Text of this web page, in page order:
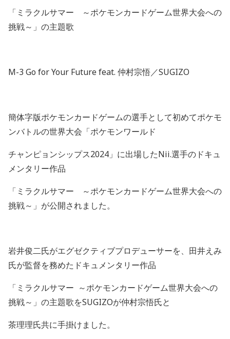
「ミラクルサマー ～ポケモンカードゲーム世界大会への
挑戦～」の主題歌
M-3 Go for Your Future feat. 仲村宗悟／SUGIZO
簡体字版ポケモンカードゲームの選手として初めてポケモ
ンバトルの世界大会「ポケモンワールド
チャンピョンシップス2024 」に出場したNii.選手のドキュ
メンタリー作品
「ミラクルサマー ～ポケモンカードゲーム世界大会への
挑戦～」が公開されました。
岩井俊二氏がエグゼクティブプロデューサーを、田井えみ
氏が監督を務めたドキュメンタリー作品
「ミラクルサマー ～ポケモンカードゲーム世界大会への
挑戦～」の主題歌をSUGIZOが仲村宗悟氏と
茶理理氏共に手掛けました。